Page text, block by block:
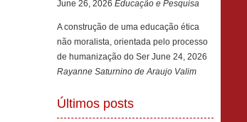
June 26, 2026 Educação e Pesquisa
A construção de uma educação ética
não moralista, orientada pelo processo
de humanização do Ser June 24, 2026
Rayanne Saturnino de Araujo Valim
Últimos posts